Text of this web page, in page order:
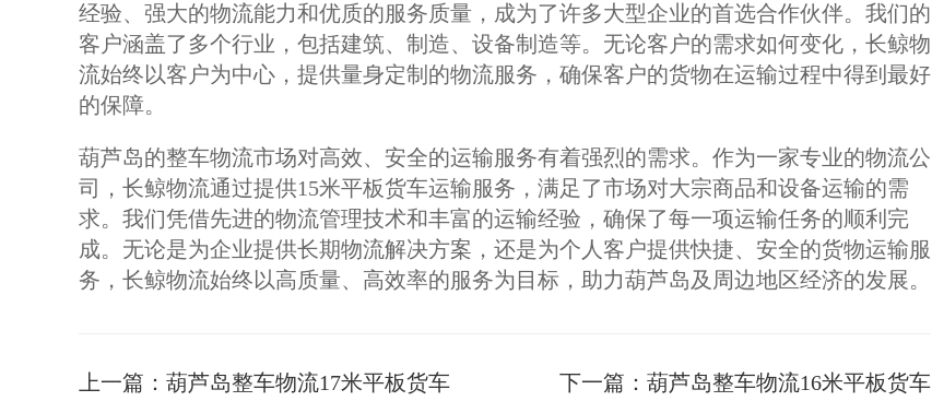
经验、强大的物流能力和优质的服务质量，成为了许多大型企业的首选合作伙伴。我们的
客户涵盖了多个行业，包括建筑、制造、设备制造等。无论客户的需求如何变化，长鲸物
流始终以客户为中心，提供量身定制的物流服务，确保客户的货物在运输过程中得到最好
的保障。
葫芦岛的整车物流市场对高效、安全的运输服务有着强烈的需求。作为一家专业的物流公
司，长鲸物流通过提供15米平板货车运输服务，满足了市场对大宗商品和设备运输的需
求。我们凭借先进的物流管理技术和丰富的运输经验，确保了每一项运输任务的顺利完
成。无论是为企业提供长期物流解决方案，还是为个人客户提供快捷、安全的货物运输服
务，长鲸物流始终以高质量、高效率的服务为目标，助力葫芦岛及周边地区经济的发展。
上一篇： 葫芦岛整车物流17米平板货车 下一篇： 葫芦岛整车物流16米平板货车